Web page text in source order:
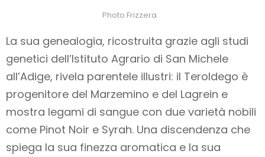
Photo Frizzera
La sua genealogia, ricostruita grazie agli studi
genetici dell’Istituto Agrario di San Michele
all’Adige, rivela parentele illustri: il Teroldego è
progenitore del Marzemino e del Lagrein e
mostra legami di sangue con due varietà nobili
come Pinot Noir e Syrah. Una discendenza che
spiega la sua finezza aromatica e la sua